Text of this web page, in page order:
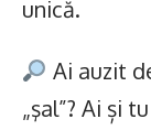
unică.
Ai auzit
„şal”? Ai și